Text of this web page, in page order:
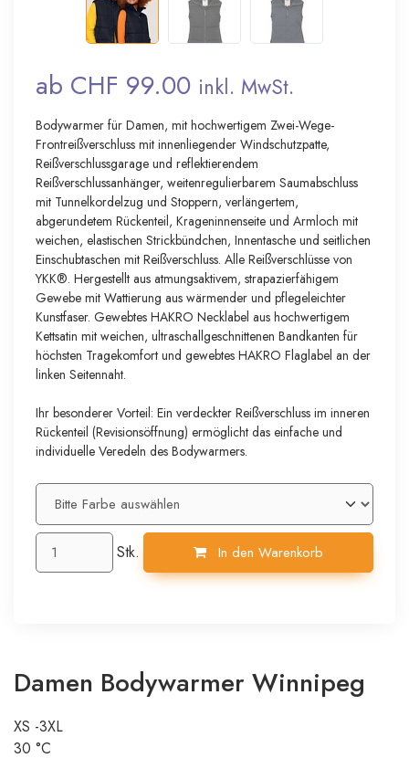
ab CHF 99.00 inkl. MwSt.
Bodywarmer für Damen, mit hochwertigem Zwei-Wege-
Frontreißverschluss mit innenliegender Windschutzpatte,
Reißverschlussgarage und reflektierendem
Reißverschlussanhänger, weitenregulierbarem Saumabschluss
mit Tunnelkordelzug und Stoppern, verlängertem,
abgerundetem Rückenteil, Krageninnenseite und Armloch mit
weichen, elastischen Strickbündchen, Innentasche und seitlichen
Einschubtaschen mit Reißverschluss. Alle Reißverschlüsse von
YKK®. Hergestellt aus atmungsaktivem, strapazierfähigem
Gewebe mit Wattierung aus wärmender und pflegeleichter
Kunstfaser. Gewebtes HAKRO Necklabel aus hochwertigem
Kettsatin mit weichen, ultraschallgeschnittenen Bandkanten für
höchsten Tragekomfort und gewebtes HAKRO Flaglabel an der
linken Seitennaht.
Ihr besonderer Vorteil: Ein verdeckter Reißverschluss im inneren
Rückenteil (Revisionsöffnung) ermöglicht das einfache und
individuelle Veredeln des Bodywarmers.
Stk. In den Warenkorb
Damen Bodywarmer Winnipeg
XS -3XL
30 °C